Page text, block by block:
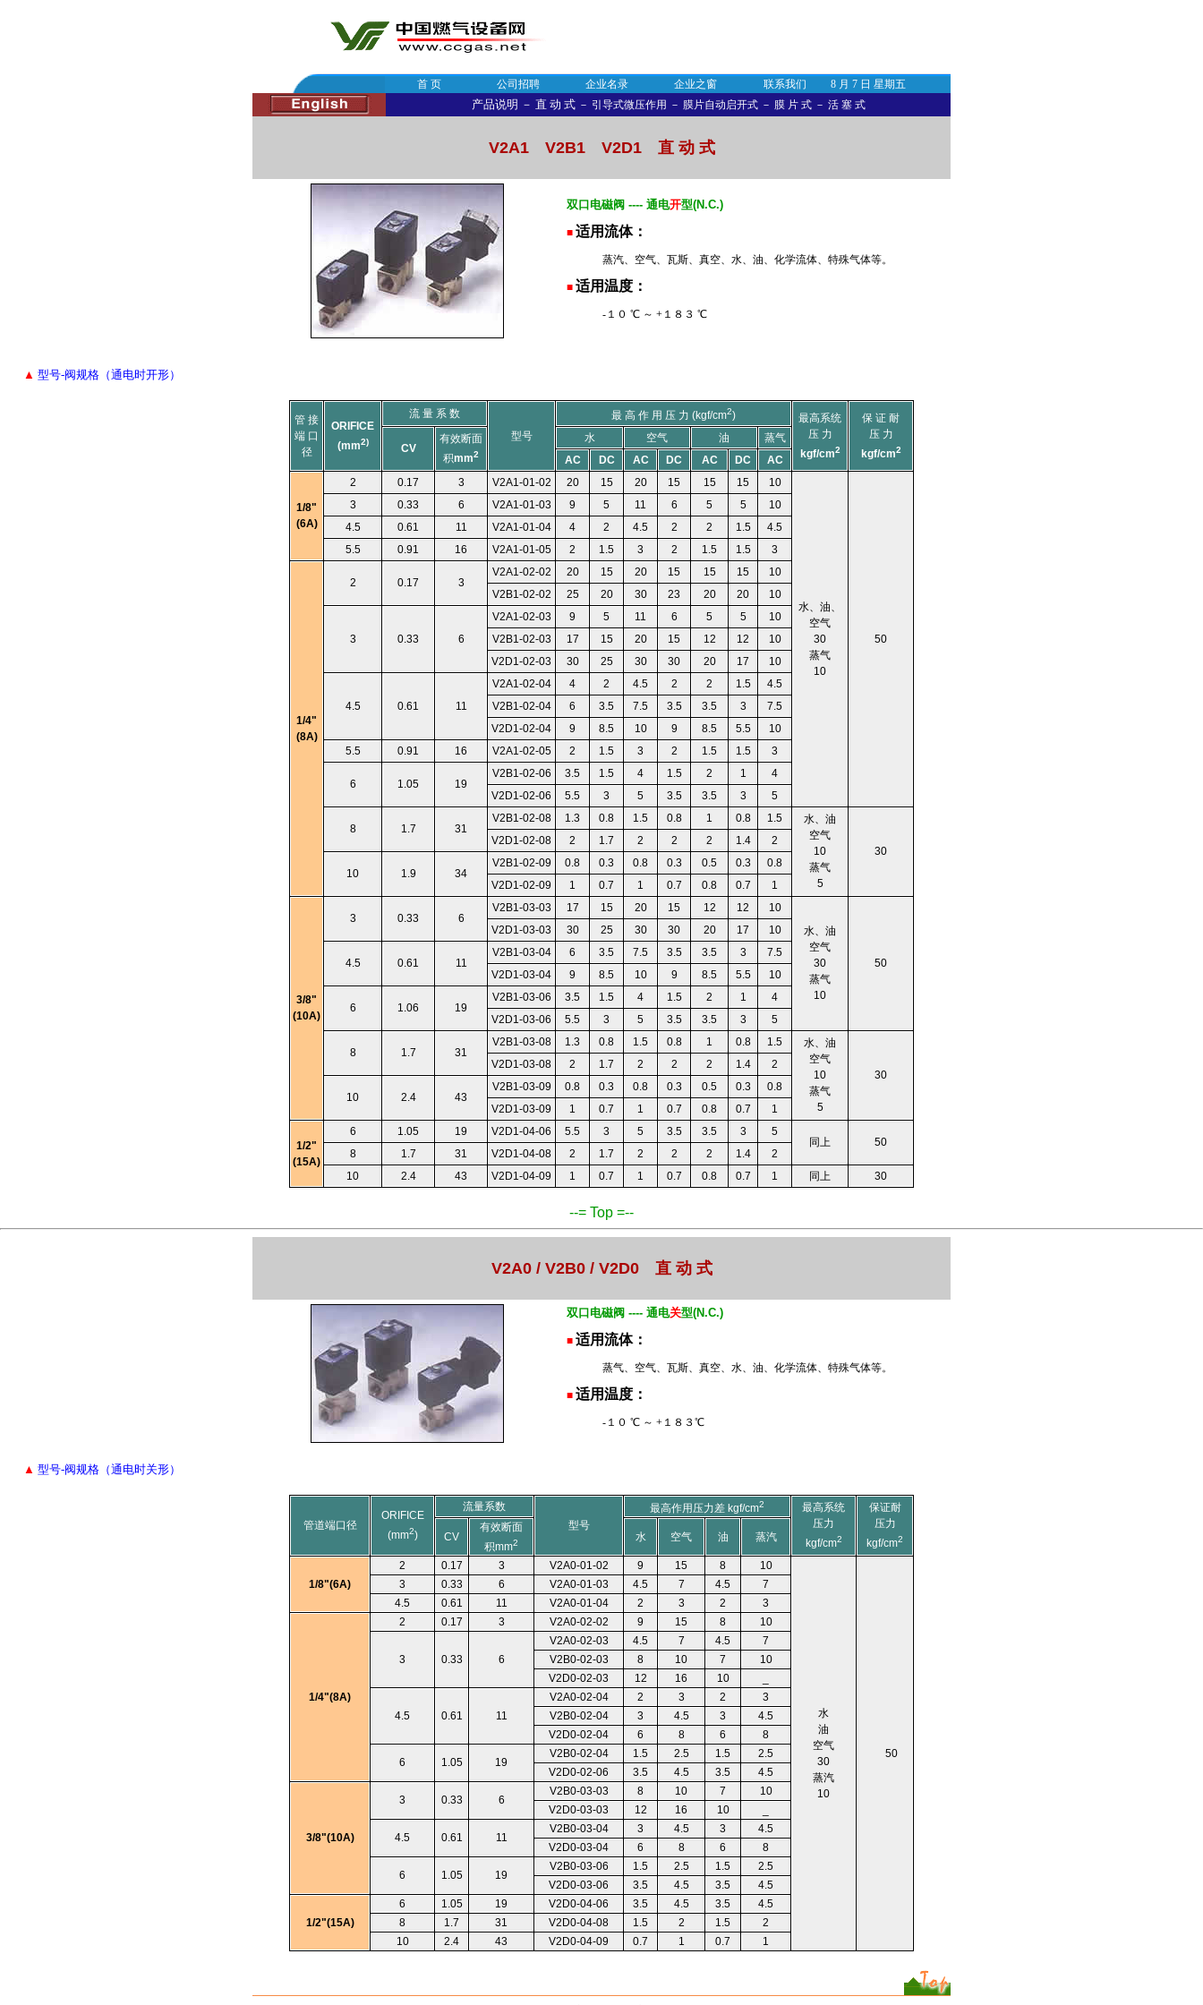
首 页 公司招聘 企业名录 企业之窗 联系我们 8 月 7 日 星期五
产品说明 － 直 动 式－ 引导式微压作用 － 膜片自动启开式－ 膜 片 式－ 活 塞 式
V2A1 V2B1 V2D1 直 动 式
双口电磁阀 ---- 通电开型(N.C.)
■ 适用流体：
蒸汽、空气、瓦斯、真空、水、油、化学流体、特殊气体等。
■ 适用温度：
-１０ ℃ ～ +１８３ ℃
▲ 型号-阀规格（通电时开形）
管 接
端 口
径
ORIFICE
(mm2)
流 量 系 数
型号
最 高 作 用 压 力 (kgf/cm2)
最高系统
压 力
kgf/cm2
保 证 耐
压 力
kgf/cm2
CV
有效断面
积mm2
水 空气 油
蒸气
AC
DC AC DC AC DC AC
1/8"
(6A)
2 0.17 3 V2A1-01-02 20 15 20 15 15 15 10
水、油、
空气
30
蒸气
10
50
3 0.33 6 V2A1-01-03 9 5 11 6 5 5
10
4.5
0.61 11 V2A1-01-04 4 2 4.5 2 2 1.5
4.5
5.5
0.91 16 V2A1-01-05 2 1.5 3 2 1.5 1.5 3
1/4"
(8A)
2 0.17 3
V2A1-02-02 20 15 20 15 15 15
10
V2B1-02-02
25 20 30 23 20 20 10
3 0.33 6
V2A1-02-03 9 5 11 6 5 5
10
V2B1-02-03
17 15 20 15 12 12
10
V2D1-02-03
30 25 30 30 20 17 10
4.5 0.61 11
V2A1-02-04 4 2 4.5 2 2 1.5
4.5
V2B1-02-04
6 3.5 7.5 3.5 3.5 3
7.5
V2D1-02-04
9 8.5 10 9 8.5 5.5
10
5.5
0.91 16 V2A1-02-05 2 1.5 3 2 1.5 1.5 3
6 1.05 19
V2B1-02-06 3.5 1.5 4 1.5 2 1
4
V2D1-02-06
5.5 3 5 3.5 3.5 3 5
8 1.7 31
V2B1-02-08 1.3 0.8 1.5 0.8 1 0.8 1.5
水、油
空气
10
蒸气
5
30
V2D1-02-08 2 1.7 2 2 2 1.4 2
10 1.9 34
V2B1-02-09 0.8 0.3 0.8 0.3 0.5 0.3
0.8
V2D1-02-09
1 0.7 1 0.7 0.8 0.7 1
3/8"
(10A)
3 0.33 6
V2B1-03-03 17 15 20 15 12 12
10
水、油
空气
30
蒸气
10
50
V2D1-03-03 30 25 30 30 20 17 10
4.5 0.61 11
V2B1-03-04 6 3.5 7.5 3.5 3.5 3
7.5
V2D1-03-04
9 8.5 10 9 8.5 5.5 10
6 1.06 19
V2B1-03-06 3.5 1.5 4 1.5 2 1
4
V2D1-03-06
5.5 3 5 3.5 3.5 3 5
8 1.7 31
V2B1-03-08 1.3 0.8 1.5 0.8 1 0.8 1.5
水、油
空气
10
蒸气
5
30
V2D1-03-08 2 1.7 2 2 2 1.4 2
10 2.4 43
V2B1-03-09 0.8 0.3 0.8 0.3 0.5 0.3
0.8
V2D1-03-09
1 0.7 1 0.7 0.8 0.7 1
1/2"
(15A)
6 1.05 19 V2D1-04-06 5.5 3 5 3.5 3.5 3
5
同上
50
8
1.7 31 V2D1-04-08 2 1.7 2 2 2 1.4
2
10
2.4 43 V2D1-04-09 1 0.7 1 0.7 0.8 0.7 1 同上 30
--= Top =--
V2A0 / V2B0 / V2D0 直 动 式
双口电磁阀 ---- 通电关型(N.C.)
■ 适用流体：
蒸气、空气、瓦斯、真空、水、油、化学流体、特殊气体等。
■ 适用温度：
-１０ ℃ ～ +１８３℃
▲ 型号-阀规格（通电时关形）
管道端口径
ORIFICE
(mm2)
流量系数
型号
最高作用压力差 kgf/cm2
最高系统
压力
kgf/cm2
保证耐
压力
kgf/cm2
CV
有效断面
积mm2 水 空气 油 蒸汽
1/8"(6A)
2 0.17 3 V2A0-01-02 9 15 8 10
水
油
空气
30
蒸汽
10
50
3 0.33 6 V2A0-01-03 4.5 7 4.5
7
4.5
0.61 11 V2A0-01-04 2 3 2 3
1/4"(8A)
2 0.17 3 V2A0-02-02 9 15 8 10
3 0.33 6
V2A0-02-03 4.5 7 4.5
7
V2B0-02-03
8 10 7
10
V2D0-02-03
12 16 10
4.5 0.61 11
V2A0-02-04 2 3 2
3
V2B0-02-04
3 4.5 3
4.5
V2D0-02-04
6 8 6 8
6 1.05 19
V2B0-02-04 1.5 2.5 1.5
2.5
V2D0-02-06
3.5 4.5 3.5 4.5
3/8"(10A)
3 0.33 6
V2B0-03-03 8 10 7
10
V2D0-03-03
12 16 10
4.5 0.61 11
V2B0-03-04 3 4.5 3
4.5
V2D0-03-04
6 8 6 8
6 1.05 19
V2B0-03-06 1.5 2.5 1.5
2.5
V2D0-03-06
3.5 4.5 3.5 4.5
1/2"(15A)
6 1.05 19 V2D0-04-06 3.5 4.5 3.5
4.5
8
1.7 31 V2D0-04-08 1.5 2 1.5
2
10
2.4 43 V2D0-04-09 0.7 1 0.7 1